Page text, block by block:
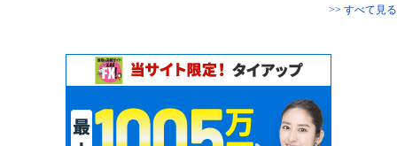
>> すべて見る